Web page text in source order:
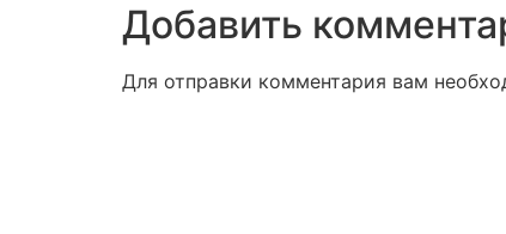
Добавить
Для отправки комментария вам